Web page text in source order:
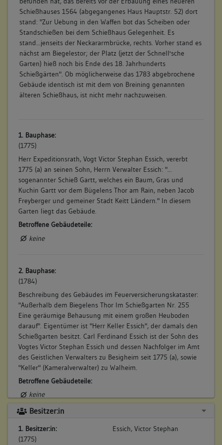
Schießhauses 1564 (abgegangenes Haus Hauptstr. 52) dort
stand: "Zur Uebung in den Waffen bot das Scheiben oder
Standschießen bei dem Schießhaus Gelegenheit. Es
stand...jenseits der Neckararmbrücke, rechts. Vorher stand es
nächst am Biegelestor; der Platz (jetzt der Schnell'sche
Garten) hieß noch bis Ende des 18. Jahrhunderts
Schießgärten". Ob möglicherweise das 1783 abgebrochene
Gebäude identisch ist mit dem von Breining genannten
älteren Schießhaus, ist nicht mehr nachzuweisen.
1. Bauphase:
(1775)
Herr Expeditionsrath, Vogt Victor Stephan Essich, vererbt
1775 (a) an seinen Sohn, Herrn Verwalter Essich: "...
sogenannter Schieß Gartt, welches ein Baum, Gras und
Kuchin Gartt vor dem Bügelens Thor am Rain, neben Jacob
Freyberger und gemeiner Stadt Keitt Ländern." In diesem
Garten liegt das Gebäude.
Betroffene Gebäudeteile:
keine
2. Bauphase:
(1784)
Beschreibung des Gebäudes im Feuerversicherungskataster:
"Außerhalb dem Biegelens Thor Im Schießgarten Nr. 255
Eine geräumige Behausung mit einem großen Heuboden
darauf". Eigentümer ist "Herr Keller Essich", der damals den
Schießgarten besitzt. Carl Ferdinand Essich ist der Sohn des
Vogtes Victor Stephan Essich und dessen Nachfolger im Amt
des Geistlichen Verwalters zu Besigheim seit 1775 (a), sowie
"Keller" (Kameralverwalter) zu Walheim.
Betroffene Gebäudeteile:
keine
3. Bauphase:
(1787)
Besitzer:in
1. Besitzer:in:
(1775)
Essich, Victor Stephan